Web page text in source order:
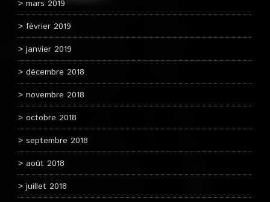
mars 2019
février 2019
janvier 2019
décembre 2018
novembre 2018
octobre 2018
septembre 2018
août 2018
juillet 2018